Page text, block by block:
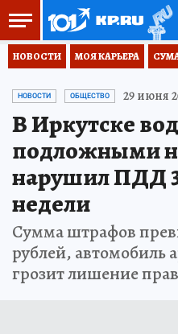
НОВОСТИ МОЯ КАРЬЕРА
НОВОСТИ ОБЩЕСТВО 29 июня
В Иркутске
подложными
нарушил ПДД
недели
Сумма штрафов
рублей, автомобиль
грозит лишение прав